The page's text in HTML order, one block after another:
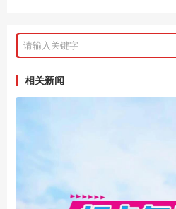
相关新闻